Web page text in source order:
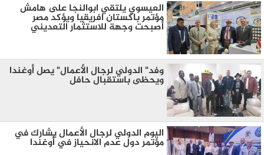
العيسوي يلتقي ابوالنجا على هامش
مؤتمر باكستان افريقيا ويؤكد مصر
أصبحت وجهة للاستثمار التعديني
وفد" الدولي لرجال الأعمال" يصل أوغندا
ويحظى باستقبال حافل
اليوم الدولي لرجال الأعمال يشارك في
مؤتمر دول عدم الانحياز في أوغندا